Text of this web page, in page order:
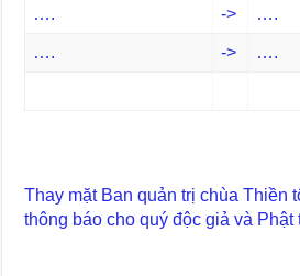
…. -> ….
…. -> ….
Thay mặt Ban quản trị chùa Thiền
thông báo cho quý độc giả và
Tân